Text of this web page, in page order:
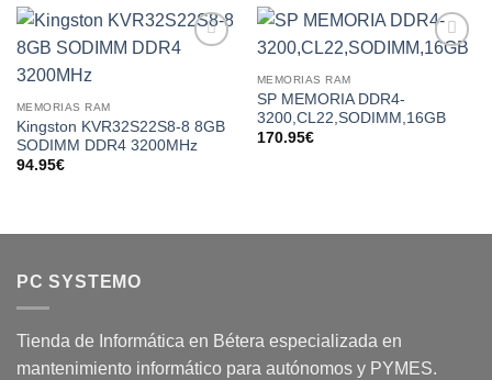
MEMORIAS RAM
Kingston KVR32S22S8-8 8GB
SODIMM DDR4 3200MHz
94.95€
MEMORIAS RAM
SP MEMORIA DDR4-
3200,CL22,SODIMM,16GB
170.95€
PC SYSTEMO
Tienda de Informática en Bétera especializada en
mantenimiento informático para autónomos y PYMES.